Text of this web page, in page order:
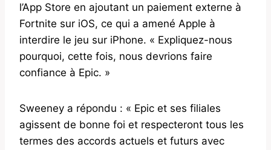
l’App Store en ajoutant un paiement externe à
Fortnite sur iOS, ce qui a amené Apple à
interdire le jeu sur iPhone. « Expliquez-nous
pourquoi, cette fois, nous devrions faire
confiance à Epic. »
Sweeney a répondu : « Epic et ses filiales
agissent de bonne foi et respecteront tous les
termes des accords actuels et futurs avec